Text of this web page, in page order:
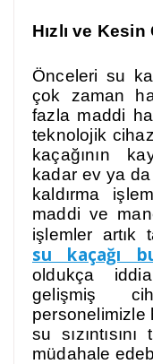
Hızlı ve
Önceleri su
çok zaman
fazla maddi
teknolojik
kaçağının
kadar ev ya
kaldırma
maddi ve
işlemler artık
su kaçağı
oldukça
gelişmiş
personelimizle
su
müdahale